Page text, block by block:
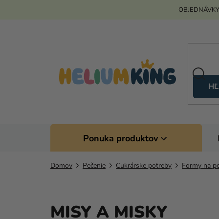
Ponuka produktov
Domov Pečenie Cukrárske potreby Formy na
MISY A MISKY